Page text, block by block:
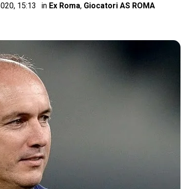
15:13 in Ex Roma, Giocatori AS ROMA